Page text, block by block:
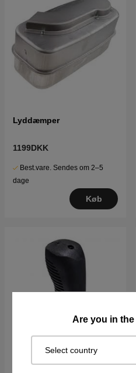
Are you in
Select country
Lyddæmper
1199DKK
Best.vare. Sendes om 2–5
dage
Køb
Greb